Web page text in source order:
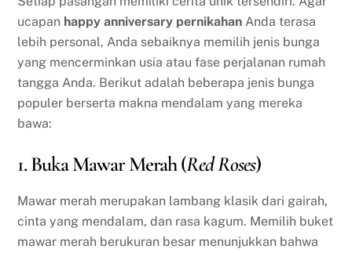
ucapan happy anniversary pernikahan Anda terasa
lebih personal, Anda sebaiknya memilih jenis bunga
yang mencerminkan usia atau fase perjalanan rumah
tangga Anda. Berikut adalah beberapa jenis bunga
populer berserta makna mendalam yang mereka
bawa:
1. Buka Mawar Merah (Red Roses)
Mawar merah merupakan lambang klasik dari gairah,
cinta yang mendalam, dan rasa kagum. Memilih buket
mawar merah berukuran besar menunjukkan bahwa